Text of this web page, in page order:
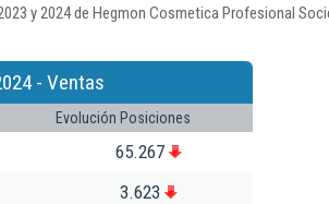
y 2024 de Hegmon Cosmetica Profesional
- Ventas
Evolución Posiciones
65.267
3.623